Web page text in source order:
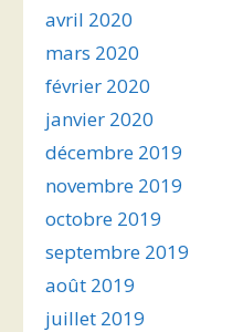
avril 2020
mars 2020
février 2020
janvier 2020
décembre 2019
novembre 2019
octobre 2019
septembre 2019
août 2019
juillet 2019